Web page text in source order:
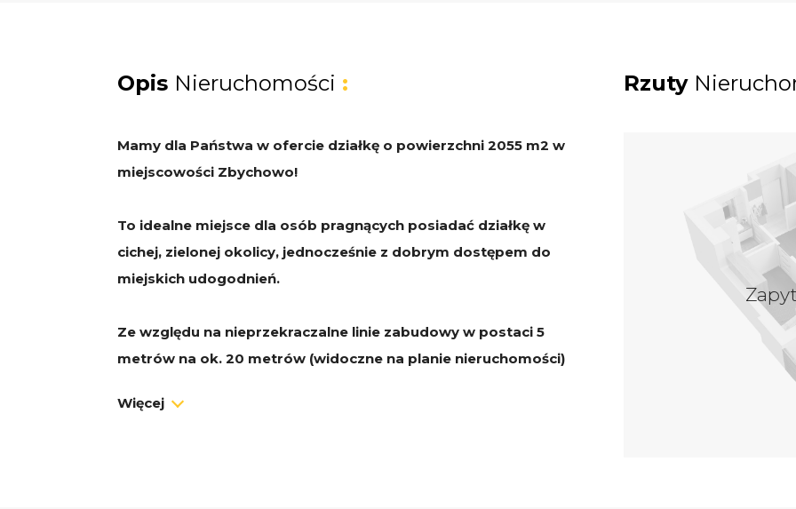
Opis Nieruchomości :
Mamy dla Państwa w ofercie działkę o powierzchni 2055 m2 w
miejscowości Zbychowo!
To idealne miejsce dla osób pragnących posiadać działkę w
cichej, zielonej okolicy, jednocześnie z dobrym dostępem do
miejskich udogodnień.
Ze względu na nieprzekraczalne linie zabudowy w postaci 5
metrów na ok. 20 metrów (widoczne na planie nieruchomości)
modułowy, który nie wymaga pozwolenia na budowę.
Więcej
Rzuty